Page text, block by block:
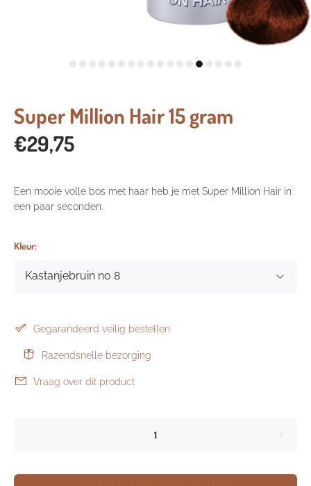
Super Million Hair 15 gram
€29,75
Een mooie volle bos met haar heb je met Super Million Hair in
een paar seconden.
Kleur:
Gegarandeerd veilig bestellen
Razendsnelle bezorging
Vraag over dit product